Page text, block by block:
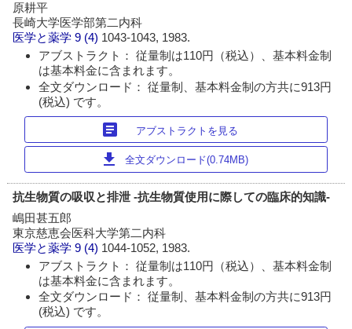
原耕平
長崎大学医学部第二内科
医学と薬学 9 (4) 1043-1043, 1983.
アブストラクト： 従量制は110円（税込）、基本料金制
は基本料金に含まれます。
全文ダウンロード： 従量制、基本料金制の方共に913円
(税込) です。
article アブストラクトを見る
download 全文ダウンロード(0.74MB)
抗生物質の吸収と排泄 -抗生物質使用に際しての臨床的知識-
嶋田甚五郎
東京慈恵会医科大学第二内科
医学と薬学 9 (4) 1044-1052, 1983.
アブストラクト： 従量制は110円（税込）、基本料金制
は基本料金に含まれます。
全文ダウンロード： 従量制、基本料金制の方共に913円
(税込) です。